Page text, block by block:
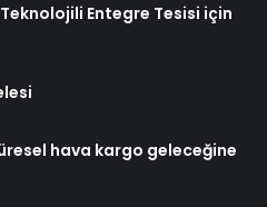
Entegre Tesisi için
hava kargo geleceğine